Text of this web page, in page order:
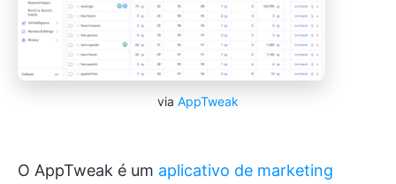
via AppTweak
O AppTweak é um aplicativo de marketing